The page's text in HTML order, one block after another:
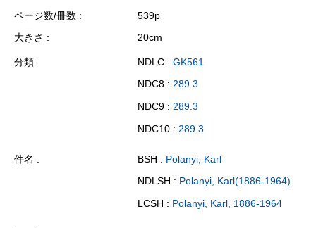
ページ数/冊数
539p
大きさ
20cm
分類 NDLC : GK561
NDC8 : 289.3
NDC9 : 289.3
NDC10 : 289.3
件名 BSH : Polanyi, Karl
NDLSH : Polanyi, Karl(1886-1964)
LCSH : Polanyi, Karl, 1886-1964